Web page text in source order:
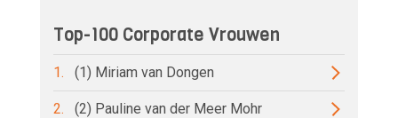
Top-100 Corporate Vrouwen
1. (1) Miriam van Dongen
2. (2) Pauline van der Meer Mohr